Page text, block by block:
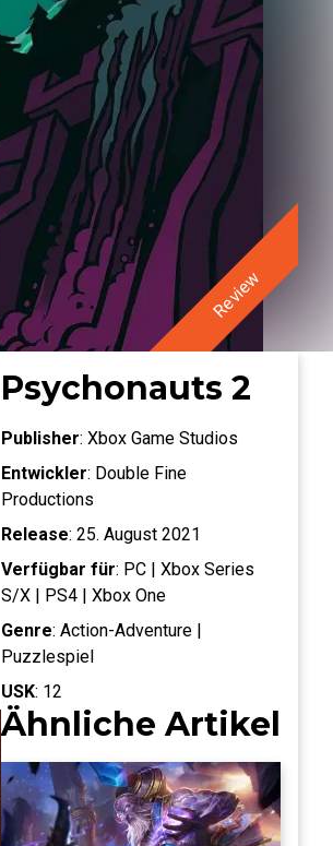
Review
Psychonauts 2
Publisher: Xbox Game Studios
Entwickler: Double Fine
Productions
Release: 25. August 2021
Verfügbar für: PC | Xbox Series
S/X | PS4 | Xbox One
Genre: Action-Adventure |
Puzzlespiel
USK: 12
Ähnliche Artikel